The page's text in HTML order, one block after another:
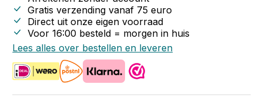
Gratis verzending vanaf 75 euro
Direct uit onze eigen voorraad
Voor 16:00 besteld = morgen in huis
Lees alles over bestellen en leveren